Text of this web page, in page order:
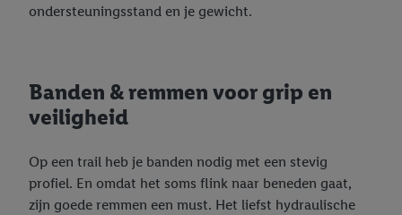
ondersteuningsstand en je gewicht.
Banden & remmen voor grip en
veiligheid
Op een trail heb je banden nodig met een stevig
profiel. En omdat het soms flink naar beneden gaat,
zijn goede remmen een must. Het liefst hydraulische